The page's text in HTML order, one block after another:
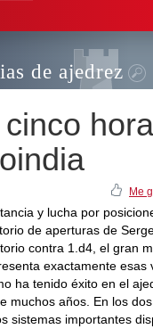
de ajedrez
Me
y lucha por
de aperturas de
contra 1.d4, el gran
exactamente esas
ha tenido éxito en el
muchos años. En los
sistemas importantes